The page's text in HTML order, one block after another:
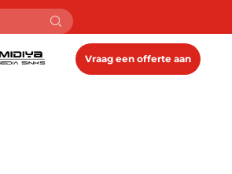
Vraag een offerte aan